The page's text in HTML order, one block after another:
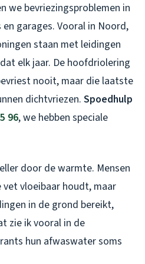
we bevriezingsproblemen in
garages. Vooral in Noord,
staan met leidingen
elk jaar. De hoofdriolering
nooit, maar die laatste
dichtvriezen. Spoedhulp
96, we hebben speciale
door de warmte. Mensen
vloeibaar houdt, maar
in de grond bereikt,
zie ik vooral in de
hun afwaswater soms